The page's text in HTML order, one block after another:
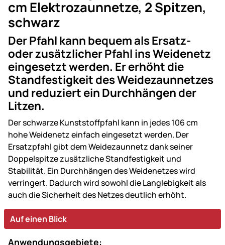
cm Elektrozaunnetze, 2 Spitzen,
schwarz
Der Pfahl kann bequem als Ersatz-
oder zusätzlicher Pfahl ins Weidenetz
eingesetzt werden. Er erhöht die
Standfestigkeit des Weidezaunnetzes
und reduziert ein Durchhängen der
Litzen.
Der schwarze Kunststoffpfahl kann in jedes 106 cm
hohe Weidenetz einfach eingesetzt werden. Der
Ersatzpfahl gibt dem Weidezaunnetz dank seiner
Doppelspitze zusätzliche Standfestigkeit und
Stabilität. Ein Durchhängen des Weidenetzes wird
verringert. Dadurch wird sowohl die Langlebigkeit als
auch die Sicherheit des Netzes deutlich erhöht.
Auf einen Blick
Anwendungsgebiete: